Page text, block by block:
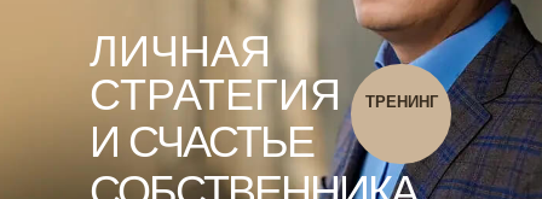
ЛИЧНАЯ
СТРАТЕГИЯ
И СЧАСТЬЕ
ТРЕНИНГ